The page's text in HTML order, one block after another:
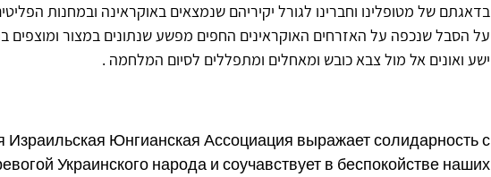
בדאגתם של מטופלינו וחברינו לגורל יקיריהם שנמצאים באוקראינה ובמחנות
על הסבל שנכפה על האזרחים האוקראינים החפים מפשע שנתונים במצור ומוצפים
ישע ואונים אל מול צבא כובש ומאחלים ומתפללים לסיום המלחמה .
Израильская Юнгианская Ассоциация выражает солидарность с
Украинского народа и соучавствует в беспокойстве наших